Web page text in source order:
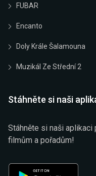
FUBAR
Encanto
Doly Krále Šalamouna
Muzikál Ze Střední 2
Stáhněte si naši
Stáhněte si naši
filmům a pořadům!